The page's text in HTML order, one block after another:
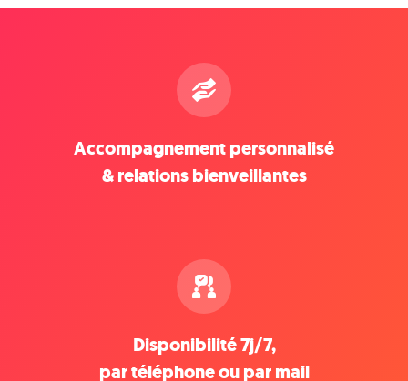
Accompagnement personnalisé
& relations bienveillantes
Disponibilité 7j/7,
par téléphone ou par mail